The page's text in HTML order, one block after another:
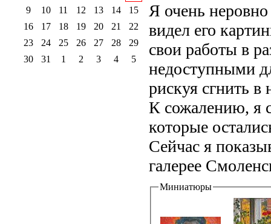
Я очень
видел его
свои работы в
недоступными
рискуя сгнить
К сожалению, я
которые
Сейчас я
галерее
Миниатюры
9
10 11 12 13 14
15
16
17 18 19 20 21
22
23
24 25 26 27 28
29
30
31 1 2 3 4 5